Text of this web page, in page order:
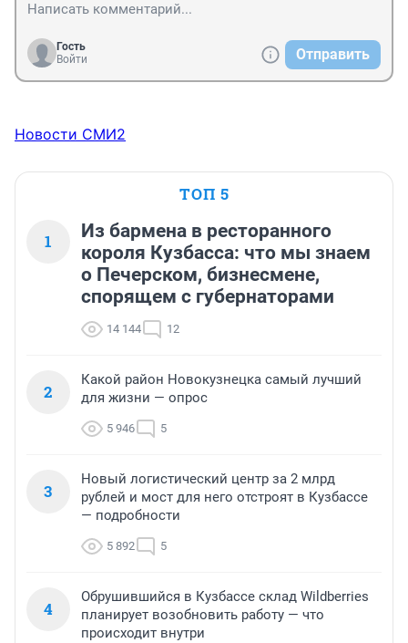
Гость
Войти
Отправить
Новости СМИ2
ТОП 5
1
Из бармена в ресторанного
короля Кузбасса: что мы знаем
о Печерском, бизнесмене,
спорящем с губернаторами
14 144 12
2
Какой район Новокузнецка самый лучший
для жизни — опрос
5 946 5
3
Новый логистический центр за 2 млрд
рублей и мост для него отстроят в Кузбассе
— подробности
5 892 5
4
Обрушившийся в Кузбассе склад Wildberries
планирует возобновить работу — что
происходит внутри